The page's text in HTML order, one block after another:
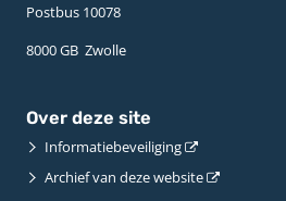
Postbus 10078 ­
8000 GB ­ Zwolle
Over deze site
Informatiebeveiliging
Archief van deze website